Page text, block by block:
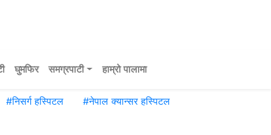
घुमफिर समग्रपाटी हाम्रो पालामा
#निसर्ग हस्पिटल #नेपाल क्यान्सर हस्पिटल